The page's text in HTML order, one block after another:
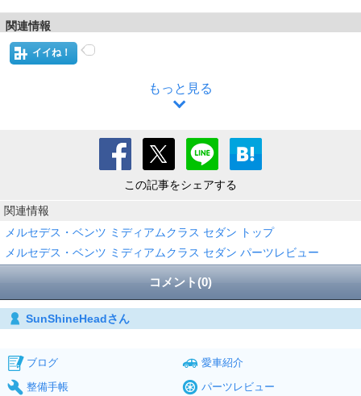
関連情報
イイね！
もっと見る
この記事をシェアする
関連情報
メルセデス・ベンツ ミディアムクラス セダン トップ
メルセデス・ベンツ ミディアムクラス セダン パーツレビュー
コメント(0)
SunShineHeadさん
ブログ
愛車紹介
整備手帳
パーツレビュー